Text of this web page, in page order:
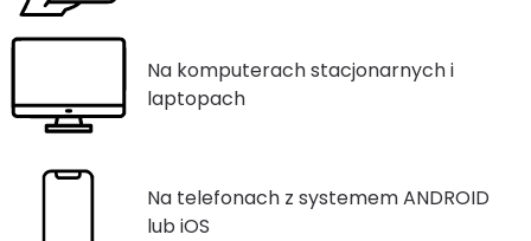
Na komputerach stacjonarnych i
laptopach
Na telefonach z systemem ANDROID
lub iOS